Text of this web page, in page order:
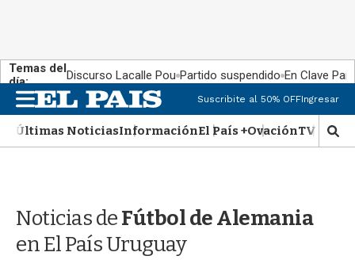
Temas del
día:
Discurso Lacalle Pou Partido suspendido En Clave País
M
e
n
u
Suscribite al 50% OFFIngresar
Últimas NoticiasInformaciónEl País +OvaciónTV Show
M
o
Noticias deFútbol de Alemania
en El País Uruguay